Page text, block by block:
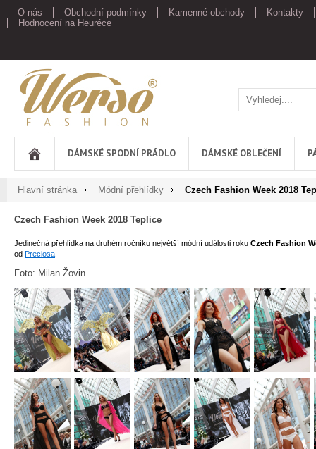
O nás Obchodní podmínky Kamenné obchody
Kontakty
Hodnocení na Heuréce
Werso
DÁMSKÉ SPODNÍ PRÁDLO DÁMSKÉ OBLEČENÍ
Hlavní stránka Módní přehlídky Czech Fashion Week 2018
Czech Fashion Week 2018 Teplice
Jedinečná přehlídka na druhém ročníku největší módní události roku Czech Fashion
od Preciosa
Foto: Milan Žovin